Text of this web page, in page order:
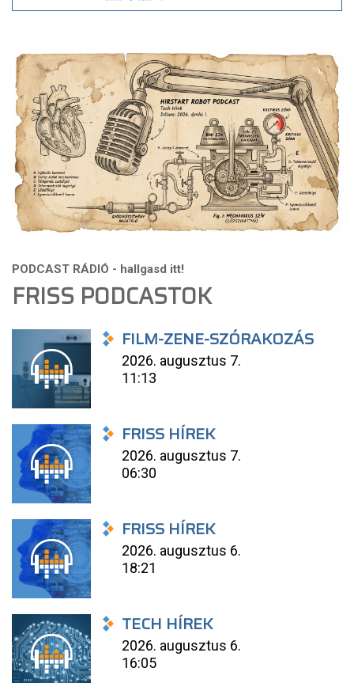
FRISS PODCASTOK
FILM-ZENE-SZÓRAKOZÁS
2026. augusztus 7.
11:13
FRISS HÍREK
2026. augusztus 7.
06:30
FRISS HÍREK
2026. augusztus 6.
18:21
TECH HÍREK
2026. augusztus 6.
16:05